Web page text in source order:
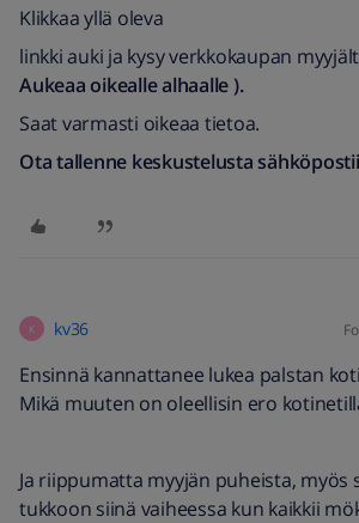
Klikkaa yllä oleva
linkki auki ja kysy verkkokaupan
Aukeaa oikealle alhaalle ).
Saat varmasti oikeaa tietoa.
Ota tallenne keskustelusta
K kv36
Ensinnä kannattanee lukea palstan
Mikä muuten on oleellisin ero
Ja riippumatta myyjän puheista, myös
tukkoon siinä vaiheessa kun kaikkii